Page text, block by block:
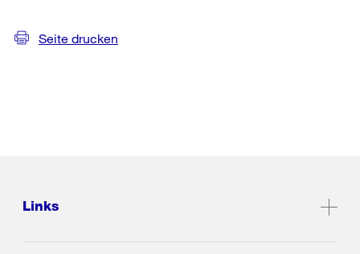
Seite drucken
Links